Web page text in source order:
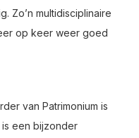
Zo’n multidisciplinaire
op keer weer goed
van Patrimonium is
is een bijzonder